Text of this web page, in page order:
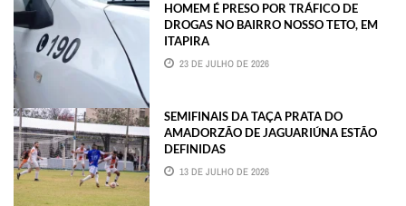
HOMEM É PRESO POR TRÁFICO DE
DROGAS NO BAIRRO NOSSO TETO, EM
ITAPIRA
23 DE JULHO DE 2026
SEMIFINAIS DA TAÇA PRATA DO
AMADORZÃO DE JAGUARIÚNA ESTÃO
DEFINIDAS
13 DE JULHO DE 2026